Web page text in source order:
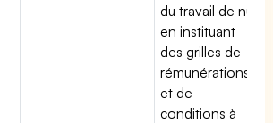
du travail de nuit
en instituant
des grilles de
rémunérations
et de
conditions à